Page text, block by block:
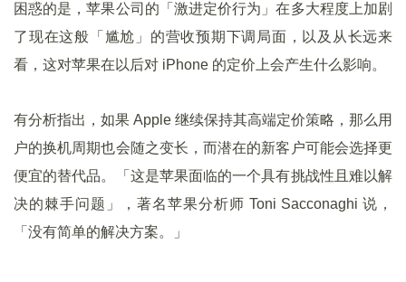
困惑的是，苹果公司的「激进定价行为」在多大程度上加剧
了现在这般「尴尬」的营收预期下调局面，以及从长远来
看，这对苹果在以后对 iPhone 的定价上会产生什么影响。
有分析指出，如果 Apple 继续保持其高端定价策略，那么用
户的换机周期也会随之变长，而潜在的新客户可能会选择更
便宜的替代品。「这是苹果面临的一个具有挑战性且难以解
决的棘手问题」，著名苹果分析师 Toni Sacconaghi 说，
「没有简单的解决方案。」